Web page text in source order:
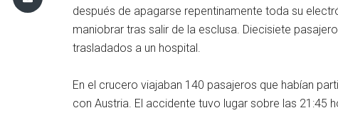
después de apagarse repentinamente toda su
maniobrar tras salir de la esclusa. Diecisiete
trasladados a un hospital.
En el crucero viajaban 140 pasajeros que habían
con Austria. El accidente tuvo lugar sobre las 21:45